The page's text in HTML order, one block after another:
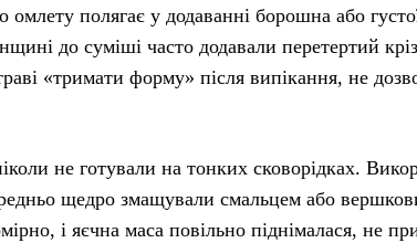
омлету полягає у додаванні борошна або
до суміші часто додавали перетертий
«тримати форму» після випікання, не
не готували на тонких сковорідках.
щедро змащували смальцем або
і яєчна маса повільно піднімалася, не